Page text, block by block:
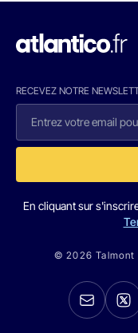
RECEVEZ NOTRE
En cliquant sur
© 2026 Talmont